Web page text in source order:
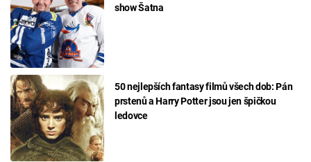
show Šatna
50 nejlepších fantasy filmů všech dob: Pán
prstenů a Harry Potter jsou jen špičkou
ledovce